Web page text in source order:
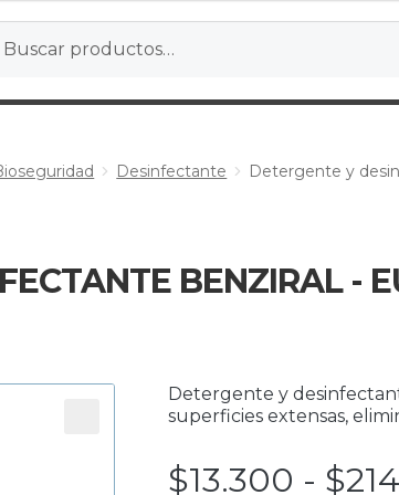
Desinfectante Detergente y
BENZIRAL -
Detergente y
superficies extensas,
$13.300 - $